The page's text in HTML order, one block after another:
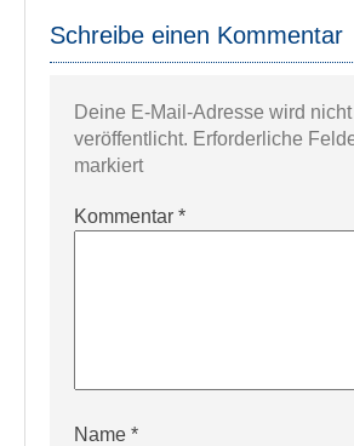
Schreibe einen Kommentar
Deine E-Mail-Adresse wird nicht
veröffentlicht. Erforderliche
markiert
Kommentar *
Name *